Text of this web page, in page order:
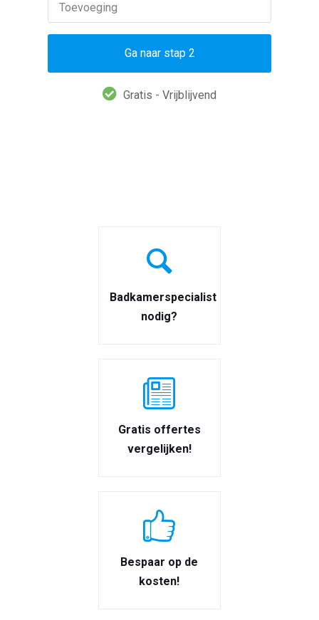
Toevoeging
Ga naar stap 2
Gratis - Vrijblijvend
Badkamerspecialist
nodig?
Gratis offertes
vergelijken!
Bespaar op de
kosten!